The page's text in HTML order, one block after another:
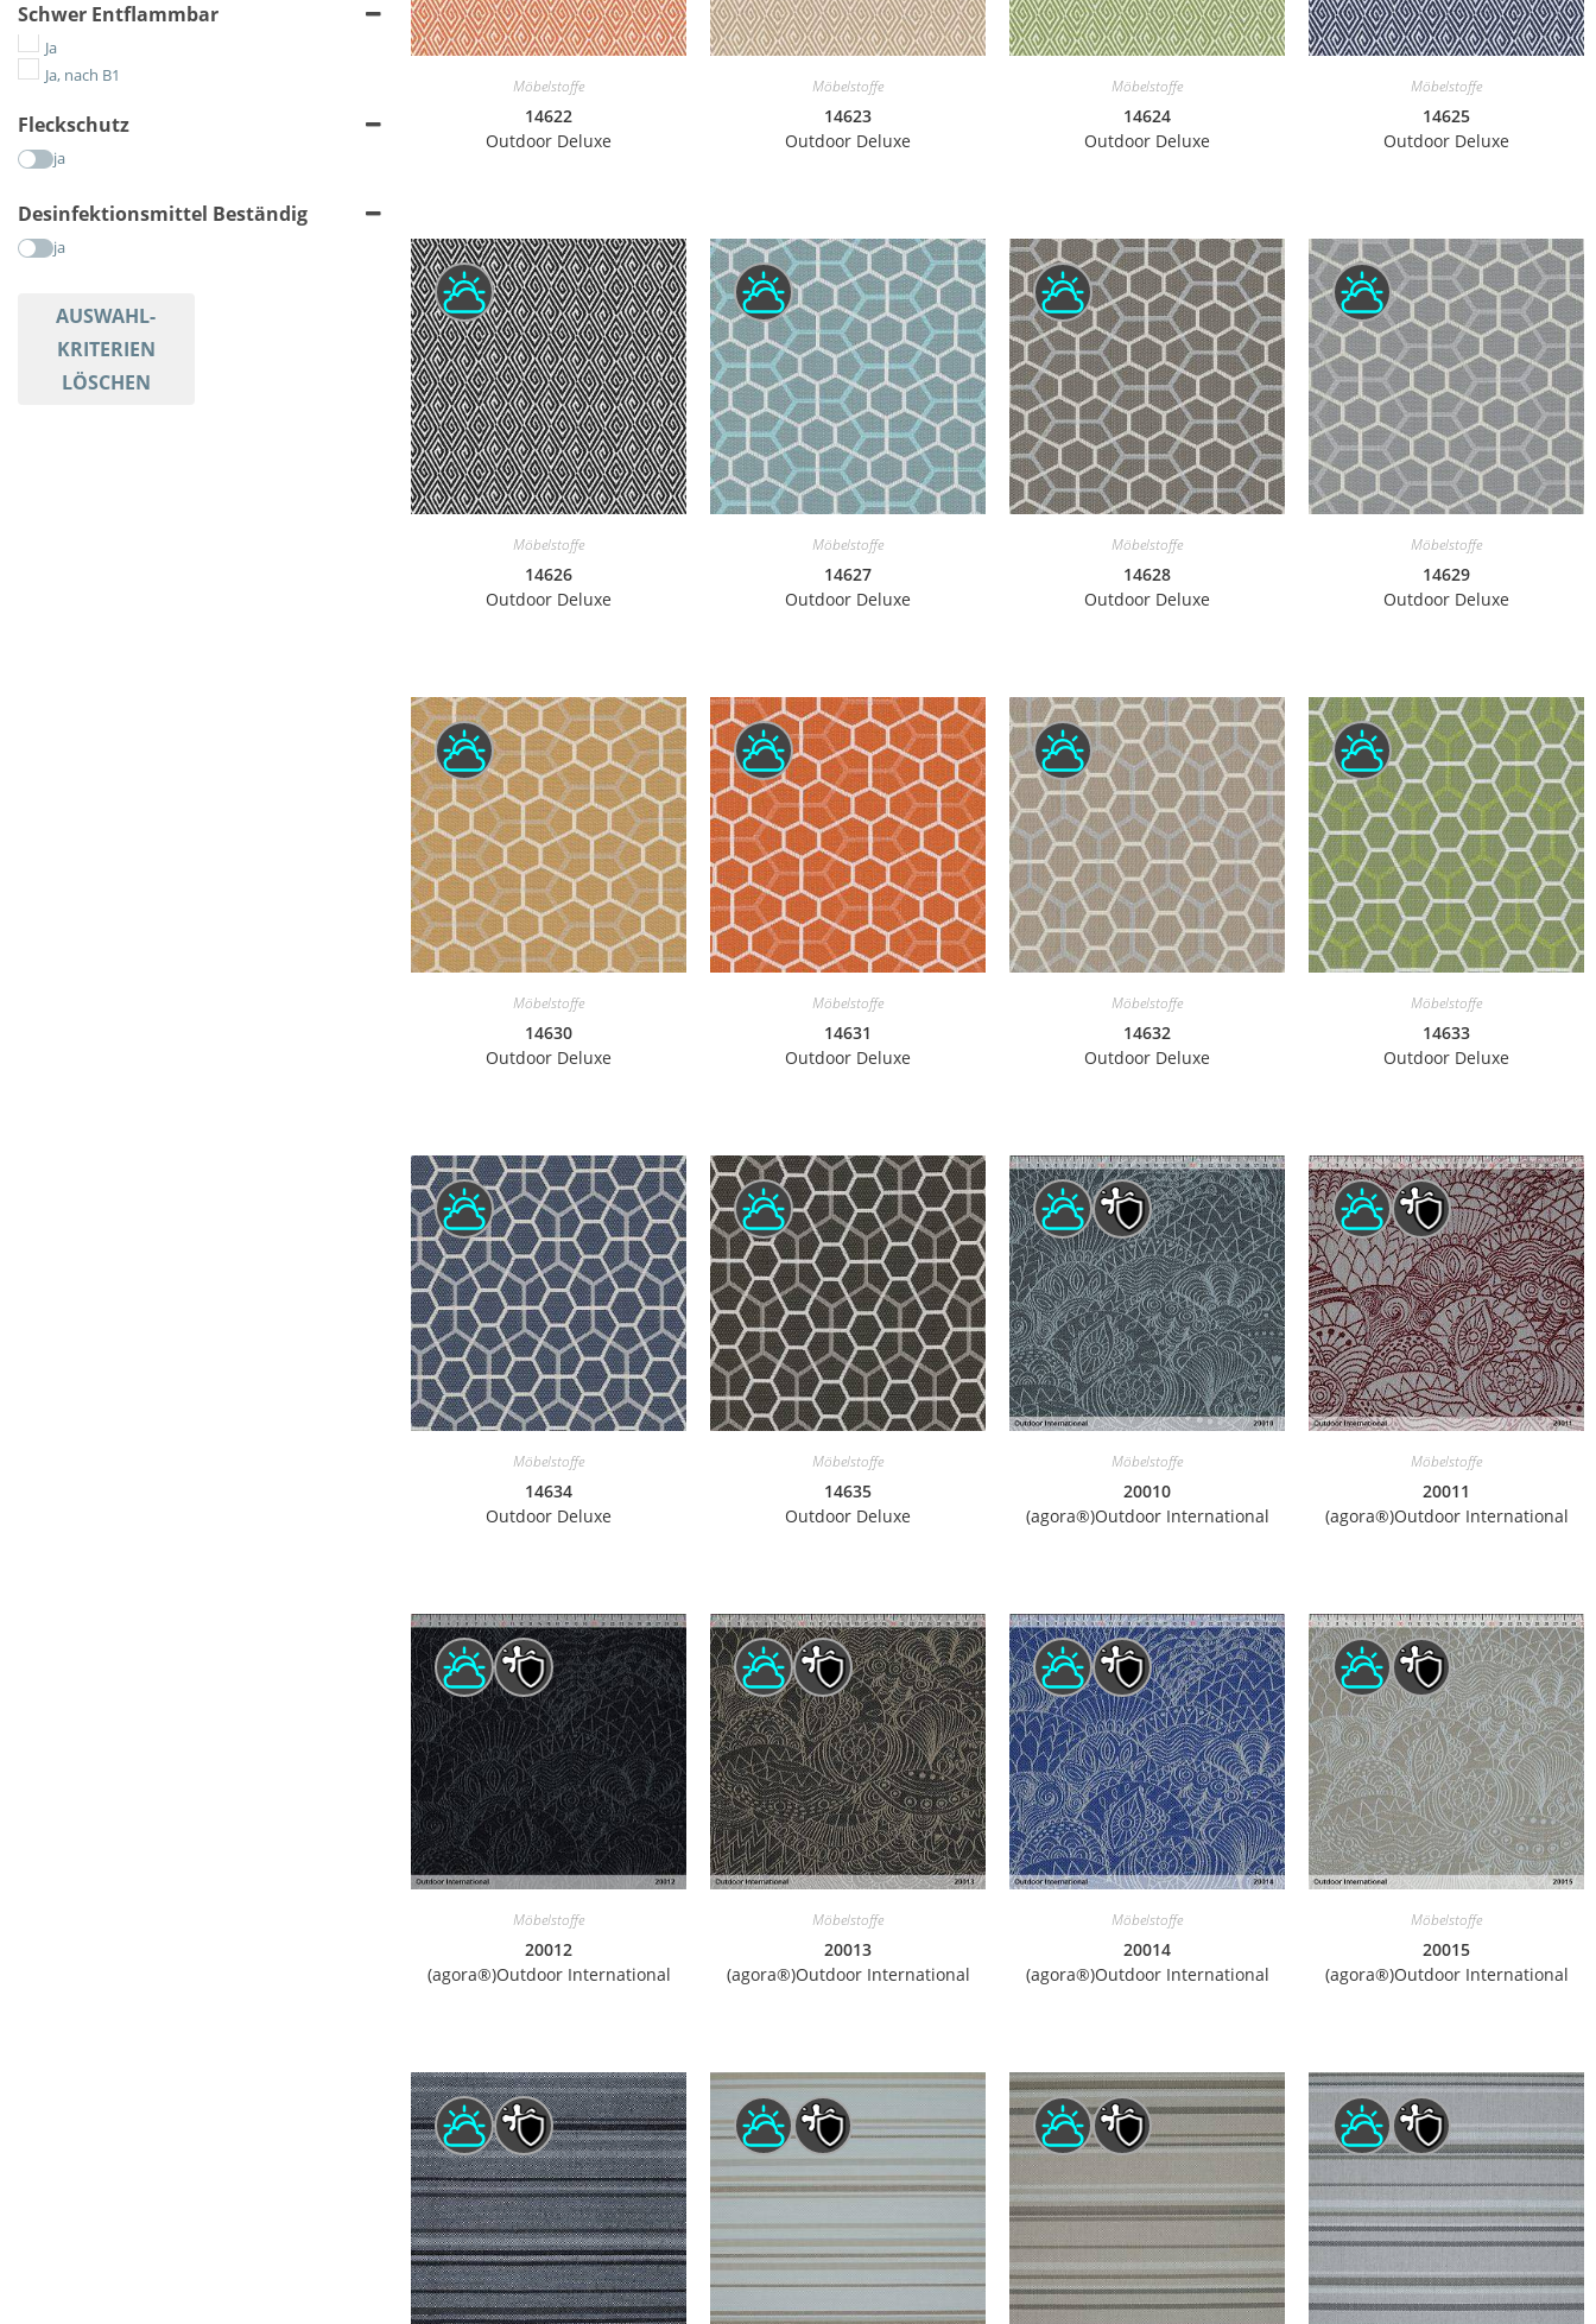
Schwer Entflammbar
Ja
Ja, nach B1
Fleckschutz
ja
Desinfektionsmittel Beständig
ja
AUSWAHL-
KRITERIEN
LÖSCHEN
Möbelstoffe
14622
Outdoor Deluxe
Möbelstoffe
14623
Outdoor Deluxe
Möbelstoffe
14624
Outdoor Deluxe
Möbelstoffe
14625
Outdoor Deluxe
Möbelstoffe
14626
Outdoor Deluxe
Möbelstoffe
14627
Outdoor Deluxe
Möbelstoffe
14628
Outdoor Deluxe
Möbelstoffe
14629
Outdoor Deluxe
Möbelstoffe
14630
Outdoor Deluxe
Möbelstoffe
14631
Outdoor Deluxe
Möbelstoffe
14632
Outdoor Deluxe
Möbelstoffe
14633
Outdoor Deluxe
Möbelstoffe
14634
Outdoor Deluxe
Möbelstoffe
14635
Outdoor Deluxe
Möbelstoffe
20010
(agora®)Outdoor International
Möbelstoffe
20011
(agora®)Outdoor International
Möbelstoffe
20012
(agora®)Outdoor International
Möbelstoffe
20013
(agora®)Outdoor International
Möbelstoffe
20014
(agora®)Outdoor International
Möbelstoffe
20015
(agora®)Outdoor International